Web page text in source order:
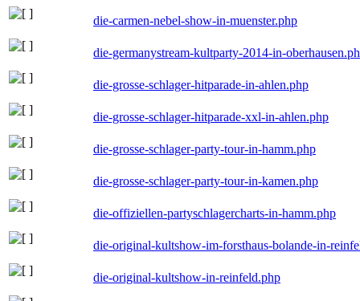
die-carmen-nebel-show-in-muenster.php
die-germanystream-kultparty-2014-in-
die-grosse-schlager-hitparade-in-ahlen.php
die-grosse-schlager-hitparade-xxl-in-ahlen.php
die-grosse-schlager-party-tour-in-hamm.php
die-grosse-schlager-party-tour-in-kamen.php
die-offiziellen-partyschlagercharts-in-hamm.php
die-original-kultshow-im-forsthaus-bolande-in-
die-original-kultshow-in-reinfeld.php